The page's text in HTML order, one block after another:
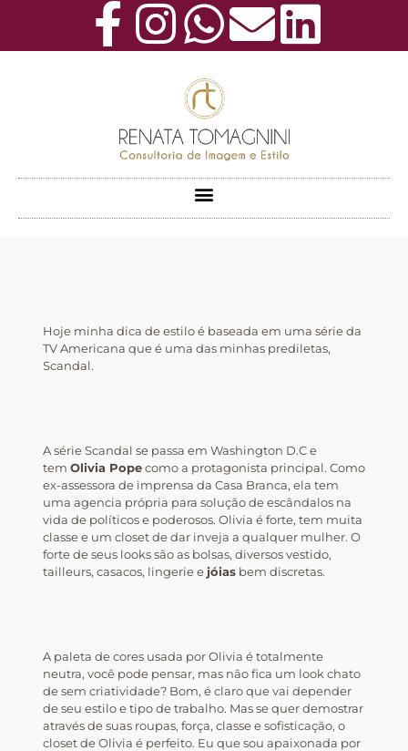
Hoje minha dica de estilo é baseada em uma série da
TV Americana que é uma das minhas prediletas,
Scandal.
A série Scandal se passa em Washington D.C e
tem Olivia Popecomo a protagonista principal. Como
ex-assessora de imprensa da Casa Branca, ela tem
uma agencia própria para solução de escândalos na
vida de políticos e poderosos. Olivia é forte, tem muita
classe e um closet de dar inveja a qualquer mulher. O
forte de seus looks são as bolsas, diversos vestido,
tailleurs, casacos, lingerie e jóiasbem discretas.
A paleta de cores usada por Olivia é totalmente
neutra, você pode pensar, mas não fica um look chato
de sem criatividade? Bom, é claro que vai depender
de seu estilo e tipo de trabalho. Mas se quer demostrar
através de suas roupas, força, classe e sofisticação, o
closet de Olivia é perfeito. Eu que sou apaixonada por